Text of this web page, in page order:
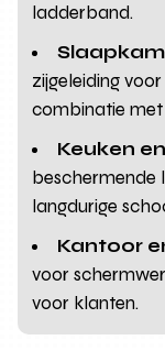
ladderband.
zijgeleiding
combinatie met
Keuken
beschermende
langdurige
Kantoor
voor
voor klanten.